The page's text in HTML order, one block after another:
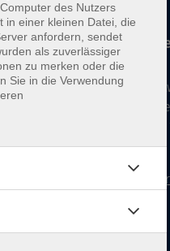
Montag,
Dienstag,
Uhr)
vhs-
des Nutzers
in einer kleinen Datei, die
anfordern, sendet
als zuverlässiger
zu merken oder die
Sie in die Verwendung